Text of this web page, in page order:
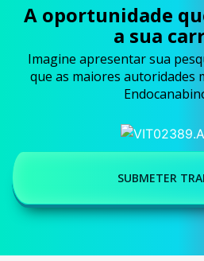
A oportunidade
a sua
Imagine apresentar sua
que as maiores autoridades
SUBMETER